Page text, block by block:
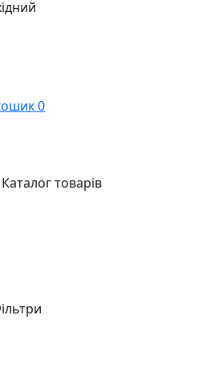
0
Каталог товарів